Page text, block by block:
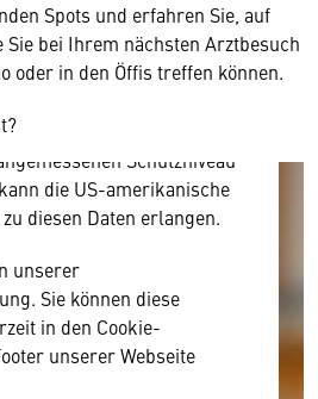
Spots und erfahren Sie, auf
bei Ihrem nächsten Arztbesuch
oder in den Öffis treffen können.
Ihr Browser
Daten zu Geräten
mitunter mit US-
keinem dem EU-
Schutzniveau
die US-amerikanische
diesen Daten erlangen.
unserer
Sie können diese
in den Cookie-
unserer Webseite